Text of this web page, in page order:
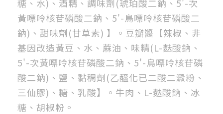
糖、水)、酒精、調味劑(琥珀酸二鈉、5'-次
黃嘌呤核苷磷酸二鈉、5'-鳥嘌呤核苷磷酸二
鈉)、甜味劑(甘草素) 】。豆瓣醬【辣椒、非
基因改造黃豆、水、蔴油、味精(L-麩酸鈉、
5'-次黃嘌呤核苷磷酸二鈉、5'-鳥嘌呤核苷磷
酸二鈉)、鹽、黏稠劑(乙醯化已二酸二澱粉、
三仙膠)、糖、乳酸】。牛肉、L-麩酸鈉、冰
糖、胡椒粉。